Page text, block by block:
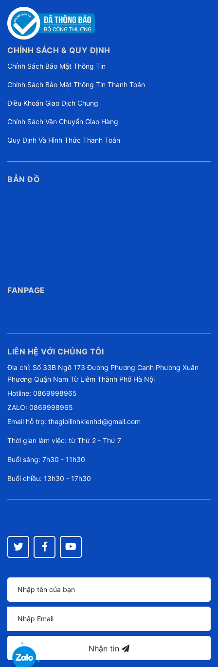
CHÍNH SÁCH & QUY ĐỊNH
Chính Sách Bảo Mật Thông Tin
Chính Sách Bảo Mật Thông Tin Thanh Toán
Điều Khoản Giao Dịch Chung
Chính Sách Vận Chuyển Giao Hàng
Quy Định Và Hình Thức Thanh Toán
BẢN ĐỒ
FANPAGE
LIÊN HỆ VỚI CHÚNG TÔI
Địa chỉ: Số 33B Ngõ 173 Đường Phương Canh Phường Xuân
Phương Quận Nam Từ Liêm Thành Phố Hà Nội
Hotline: 0869998965
ZALO: 0869998965
Email hỗ trợ: thegioilinhkienhd@gmail.com
Thời gian làm việc: từ Thứ 2 - Thứ 7
Buổi sáng: 7h30 - 11h30
Buổi chiều: 13h30 - 17h30
Nhận tin